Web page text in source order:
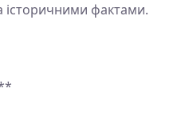
історичними фактами.